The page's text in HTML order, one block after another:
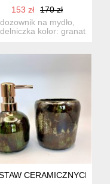
153 zł
170 zł
dozownik na mydło,
kolor: granat
CERAMICZNA,
CERAMICZNYCH